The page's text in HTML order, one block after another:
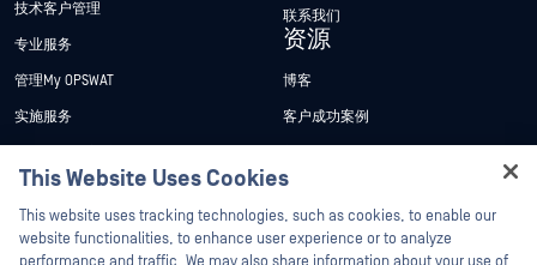
技术客户管理
专业服务
管理My OPSWAT
实施服务
技术文档
培训
漏洞计划
联系我们
资源
博客
客户成功案例
新闻报道
活动
网络研讨会
This Website Uses Cookies
This website uses tracking technologies, such as cookies, to enable our
website functionalities, to enhance user experience or to analyze
Hey there!
I'm Ozzy, your OPSWAT virtual assistant.